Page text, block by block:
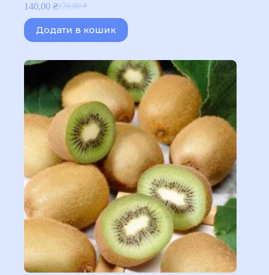
170,00₴
Оригінальна
ціна:
170,00 ₴.
140,00 ₴Поточна
ціна:
140,00 ₴.
Додати в кошик